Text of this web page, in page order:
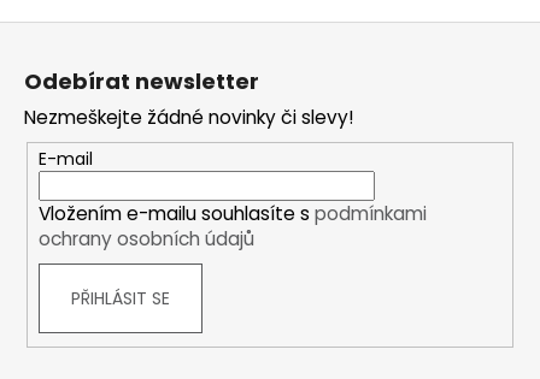
Z
Odebírat newsletter
Nezmeškejte žádné novinky či slevy!
E-mail
Vložením e-mailu souhlasíte s podmínkami
ochrany osobních údajů
PŘIHLÁSIT SE